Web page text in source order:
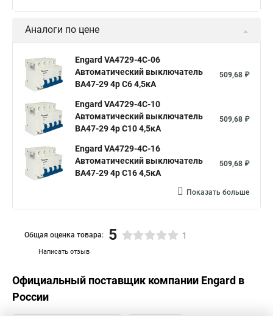
Аналоги по цене
Engard VA4729-4С-06
Автоматический выключатель
ВА47-29 4р C6 4,5кА
509,68 ₽
Engard VA4729-4С-10
Автоматический выключатель
ВА47-29 4р C10 4,5кА
509,68 ₽
Engard VA4729-4С-16
Автоматический выключатель
ВА47-29 4р C16 4,5кА
509,68 ₽
Показать больше
Написать отзыв
Общая оценка товара: 5 1
Официальный поставщик компании Engard в
России